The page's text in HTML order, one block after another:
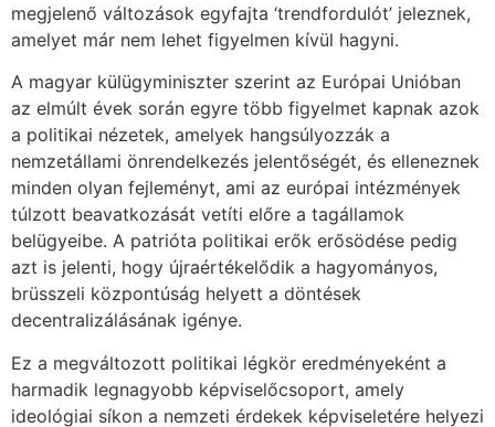
megjelenő változások egyfajta ‘trendfordulót’ jeleznek,
amelyet már nem lehet figyelmen kívül hagyni.
A magyar külügyminiszter szerint az Európai Unióban
az elmúlt évek során egyre több figyelmet kapnak azok
a politikai nézetek, amelyek hangsúlyozzák a
nemzetállami önrendelkezés jelentőségét, és elleneznek
minden olyan fejleményt, ami az európai intézmények
túlzott beavatkozását vetíti előre a tagállamok
belügyeibe. A patrióta politikai erők erősödése pedig
azt is jelenti, hogy újraértékelődik a hagyományos,
brüsszeli központúság helyett a döntések
decentralizálásának igénye.
Ez a megváltozott politikai légkör eredményeként a
harmadik legnagyobb képviselőcsoport, amely
ideológiai síkon a nemzeti érdekek képviseletére helyezi